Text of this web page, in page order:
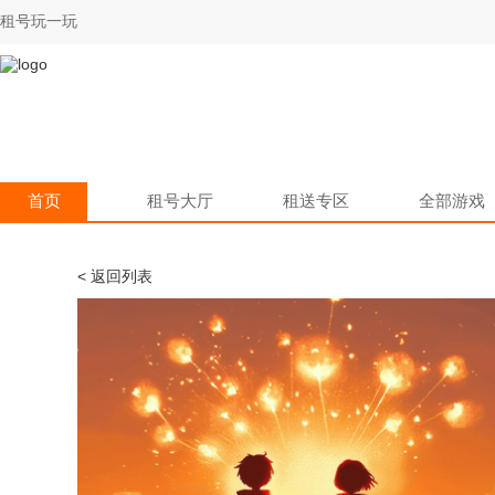
租号玩一玩
首页 租号大厅 租送专区 全部游戏
< 返回列表